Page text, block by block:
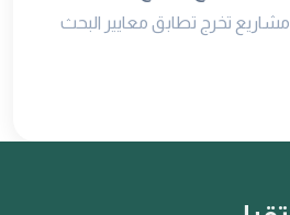
مشاريع تخرج تطابق معايير البحث